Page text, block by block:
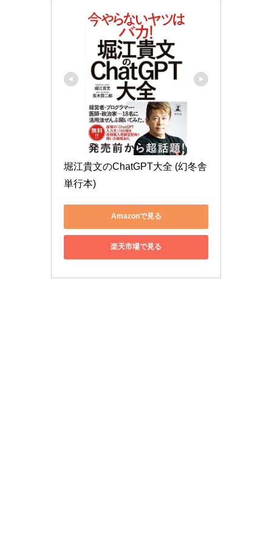
堀江貴文のChatGPT大全 (幻冬舎
単行本)
Amazonで見る
楽天市場で見る